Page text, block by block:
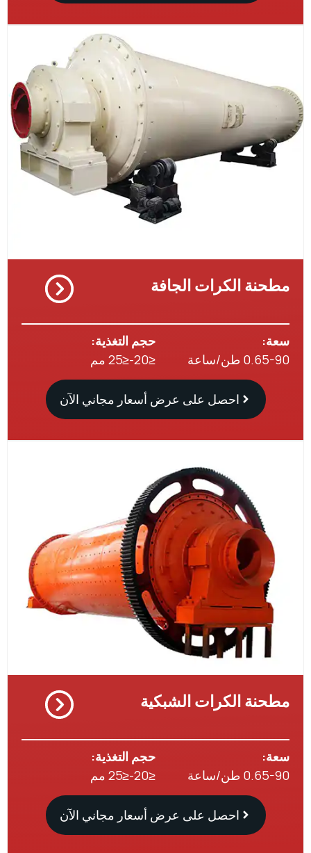
الكرات الجافة
طن/ساعة
حجم التغذية:
≤20-≤25 مم
احصل على عرض أسعار مجاني الآن
الكرات الشبكية
طن/ساعة
حجم التغذية:
≤20-≤25 مم
احصل على عرض أسعار مجاني الآن